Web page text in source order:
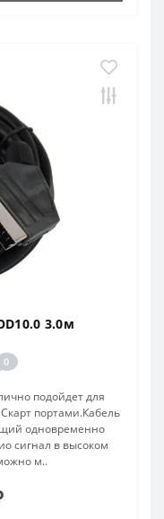
3.0м
0
подойдет для
портами.Кабель
одновременно
сигнал в высоком
м..